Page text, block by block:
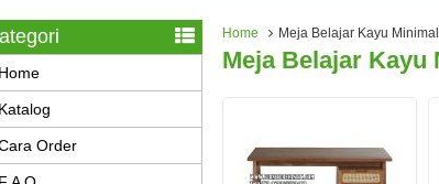
Home Meja Belajar Kayu
Meja Belajar Kayu
Home
Katalog
Order